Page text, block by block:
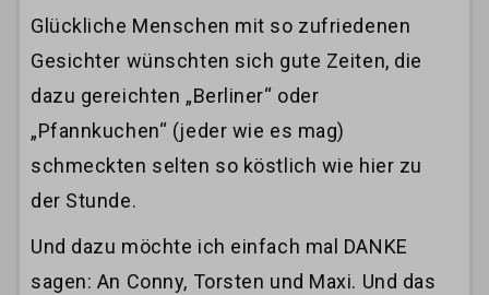
Glückliche Menschen mit so zufriedenen
Gesichter wünschten sich gute Zeiten, die
dazu gereichten „Berliner“ oder
„Pfannkuchen“ (jeder wie es mag)
schmeckten selten so köstlich wie hier zu
der Stunde.
Und dazu möchte ich einfach mal DANKE
sagen: An Conny, Torsten und Maxi. Und das